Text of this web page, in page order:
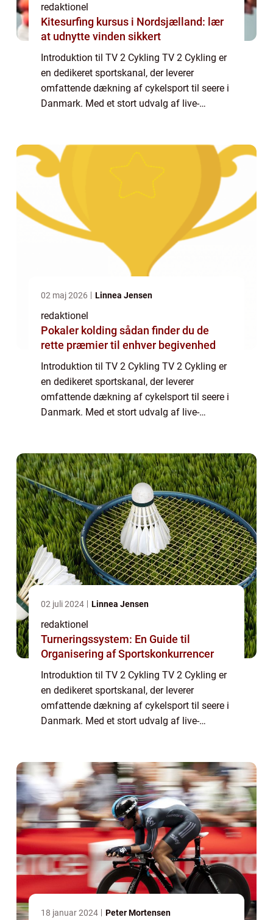
redaktionel
Kitesurfing kursus i Nordsjælland: lær
at udnytte vinden sikkert
Introduktion til TV 2 Cykling TV 2 Cykling er
en dedikeret sportskanal, der leverer
omfattende dækning af cykelsport til seere i
Danmark. Med et stort udvalg af live-
Cyklin...
02 maj 2026 Linnea Jensen
redaktionel
Pokaler kolding sådan finder du de
rette præmier til enhver begivenhed
Introduktion til TV 2 Cykling TV 2 Cykling er
en dedikeret sportskanal, der leverer
omfattende dækning af cykelsport til seere i
Danmark. Med et stort udvalg af live-
Cyklin...
02 juli 2024 Linnea Jensen
redaktionel
Turneringssystem: En Guide til
Organisering af Sportskonkurrencer
Introduktion til TV 2 Cykling TV 2 Cykling er
en dedikeret sportskanal, der leverer
omfattende dækning af cykelsport til seere i
Danmark. Med et stort udvalg af live-
Cyklin...
18 januar 2024 Peter Mortensen